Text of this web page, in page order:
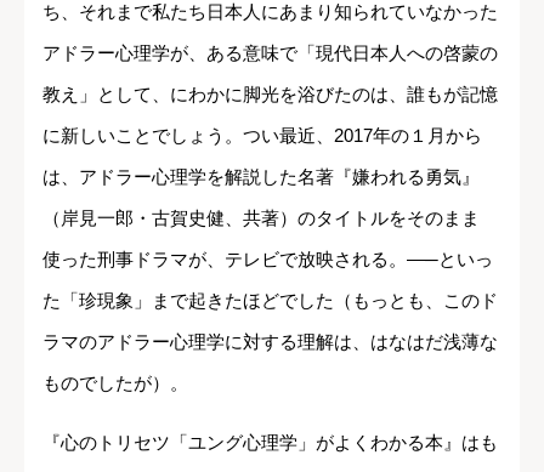
ち、それまで私たち日本人にあまり知られていなかった
アドラー心理学が、ある意味で「現代日本人への啓蒙の
教え」として、にわかに脚光を浴びたのは、誰もが記憶
に新しいことでしょう。つい最近、2017年の１月から
は、アドラー心理学を解説した名著『嫌われる勇気』
（岸見一郎・古賀史健、共著）のタイトルをそのまま
使った刑事ドラマが、テレビで放映される。―─といっ
た「珍現象」まで起きたほどでした（もっとも、このド
ラマのアドラー心理学に対する理解は、はなはだ浅薄な
ものでしたが）。
『心のトリセツ「ユング心理学」がよくわかる本』はも